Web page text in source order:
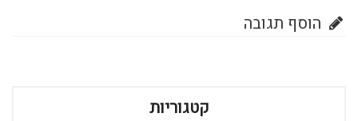
הוסף תגובה
קטגוריות